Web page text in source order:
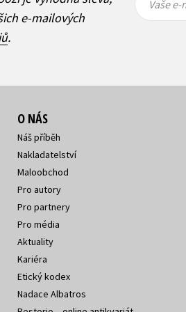
e-mailových
.
mailová
mailová
Vaše
O NÁS
Náš příběh
Nakladatelství
Maloobchod
Pro autory
Pro partnery
Pro média
Aktuality
Kariéra
Etický kodex
Nadace Albatros